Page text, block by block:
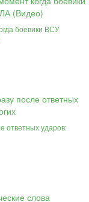
боевики ВСУ
ответных ударов: